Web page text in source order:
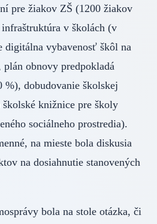
pre žiakov ZŠ (1200 žiakov
v školách (v
digitálna vybavenosť škôl na
obnovy predpokladá
dobudovanie školskej
knižnice pre školy
sociálneho prostredia).
na mieste bola diskusia
na dosiahnutie stanovených
bola na stole otázka, či